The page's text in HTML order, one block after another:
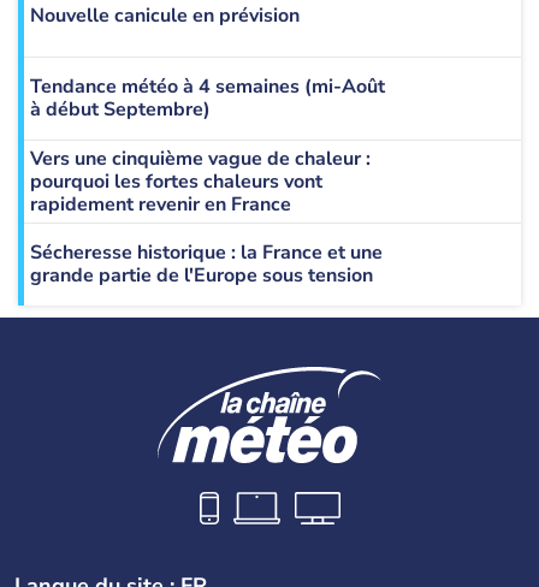
Nouvelle canicule en prévision
Tendance météo à 4 semaines (mi-Août
à début Septembre)
Vers une cinquième vague de chaleur :
pourquoi les fortes chaleurs vont
rapidement revenir en France
Sécheresse historique : la France et une
grande partie de l'Europe sous tension